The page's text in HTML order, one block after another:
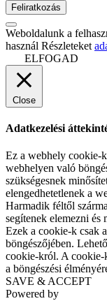
Weboldalunk a
használ Részleteket
ELFOGAD
Close
Adatkezelési
Ez a webhely cookie-
webhelyen való
szükségesnek
elengedhetetlenek a
Harmadik féltől
segítenek elemezni és
Ezek a cookie-k csak
böngészőjében.
cookie-król. A cookie-
a böngészési
SAVE & ACCEPT
Powered by